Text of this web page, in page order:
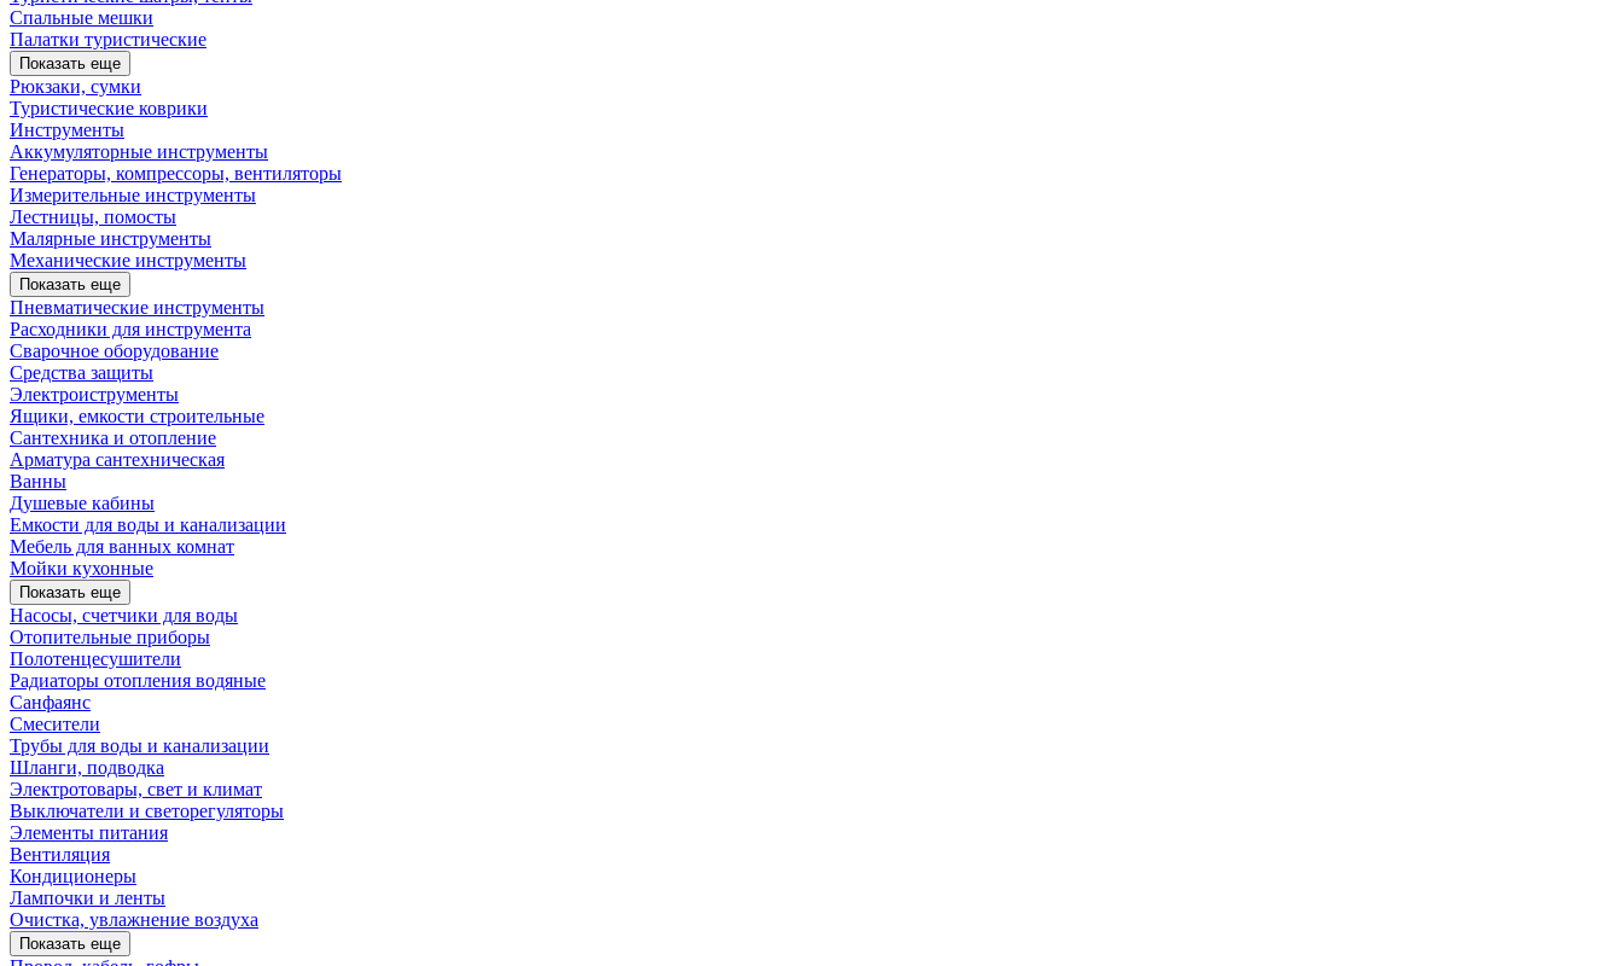
Спальные мешки
Палатки туристические
Показать еще
Рюкзаки, сумки
Туристические коврики
Инструменты
Аккумуляторные инструменты
Генераторы, компрессоры, вентиляторы
Измерительные инструменты
Лестницы, помосты
Малярные инструменты
Механические инструменты
Показать еще
Пневматические инструменты
Расходники для инструмента
Сварочное оборудование
Средства защиты
Электроиструменты
Ящики, емкости строительные
Сантехника и отопление
Арматура сантехническая
Ванны
Душевые кабины
Емкости для воды и канализации
Мебель для ванных комнат
Мойки кухонные
Показать еще
Насосы, счетчики для воды
Отопительные приборы
Полотенцесушители
Радиаторы отопления водяные
Санфаянс
Смесители
Трубы для воды и канализации
Шланги, подводка
Электротовары, свет и климат
Выключатели и светорегуляторы
Элементы питания
Вентиляция
Кондиционеры
Лампочки и ленты
Очистка, увлажнение воздуха
Показать еще